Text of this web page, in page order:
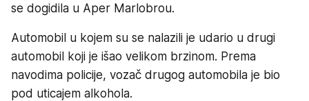
se dogidila u Aper Marlobrou.
Automobil u kojem su se nalazili je udario u drugi
automobil koji je išao velikom brzinom. Prema
navodima policije, vozač drugog automobila je bio
pod uticajem alkohola.